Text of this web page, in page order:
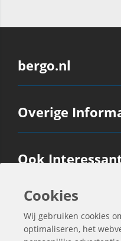
bergo.nl
Overige
Ook
Contactgegevens
Cookies
Wij gebruiken cookies
optimaliseren, het